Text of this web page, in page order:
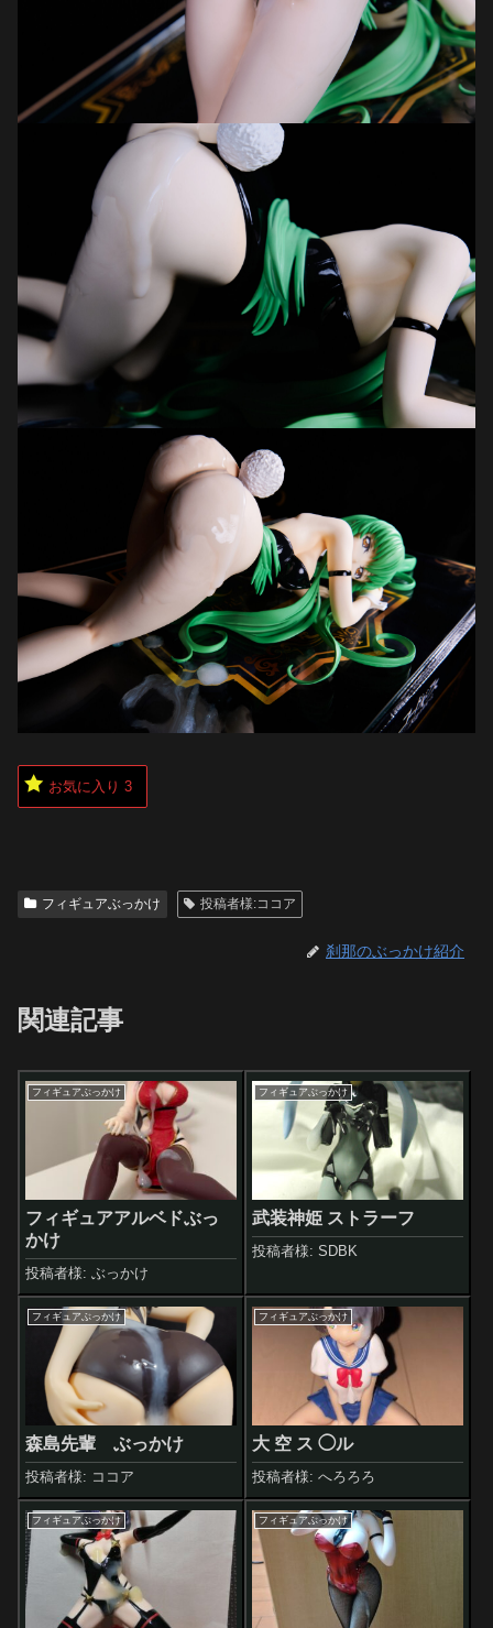
お気に入り 3
フィギュアぶっかけ 投稿者様:ココア
刹那のぶっかけ紹介
関連記事
フィギュアぶっかけ
フィギュアアルベドぶっ
かけ
投稿者様: ぶっかけ
フィギュアぶっかけ
武装神姫 ストラーフ
投稿者様: SDBK
フィギュアぶっかけ
森島先輩 ぶっかけ
投稿者様: ココア
フィギュアぶっかけ
大 空 ス ◯ル
投稿者様: へろろろ
フィギュアぶっかけ フィギュアぶっかけ